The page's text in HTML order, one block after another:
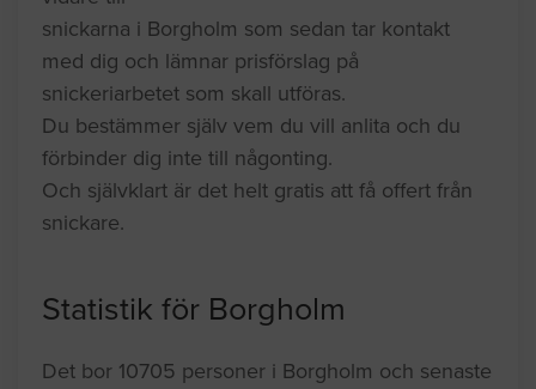
snickarna i Borgholm som sedan tar kontakt
med dig och lämnar prisförslag på
snickeriarbetet som skall utföras.
Du bestämmer själv vem du vill anlita och du
förbinder dig inte till någonting.
Och självklart är det helt gratis att få offert från
snickare.
Statistik för Borgholm
Det bor 10705 personer i Borgholm och senaste